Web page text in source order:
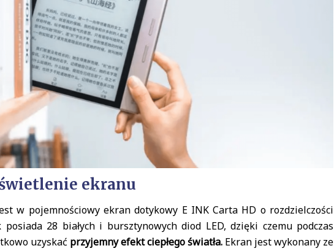
ekranu
w pojemnościowy ekran dotykowy E INK Carta HD o rozdzielczości
posiada 28 białych i bursztynowych diod LED, dzięki czemu podczas
uzyskać przyjemny efekt ciepłego światła. Ekran jest wykonany ze